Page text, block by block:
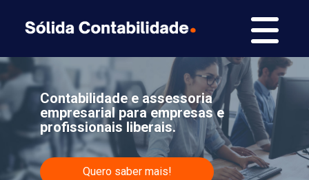
Contabilidade e assessoria
empresarial para empresas e
profissionais liberais.
Quero saber mais!